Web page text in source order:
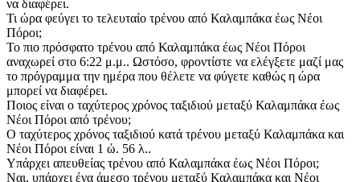
να διαφέρει.
Τι ώρα φεύγει το τελευταίο τρένου από Καλαμπάκα έως Νέοι
Πόροι;
Το πιο πρόσφατο τρένου από Καλαμπάκα έως Νέοι Πόροι
αναχωρεί στο 6:22 μ.μ.. Ωστόσο, φροντίστε να ελέγξετε μαζί μας
το πρόγραμμα την ημέρα που θέλετε να φύγετε καθώς η ώρα
μπορεί να διαφέρει.
Ποιος είναι ο ταχύτερος χρόνος ταξιδιού μεταξύ Καλαμπάκα έως
Νέοι Πόροι από τρένου;
Ο ταχύτερος χρόνος ταξιδιού κατά τρένου μεταξύ Καλαμπάκα και
Νέοι Πόροι είναι 1 ώ. 56 λ..
Υπάρχει απευθείας τρένου από Καλαμπάκα έως Νέοι Πόροι;
Ναι, υπάρχει ένα άμεσο τρένου μεταξύ Καλαμπάκα και Νέοι